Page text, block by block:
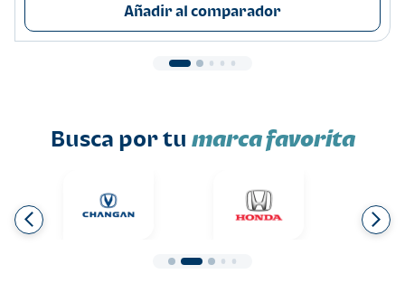
Añadir al comparador
Busca por tu marca favorita